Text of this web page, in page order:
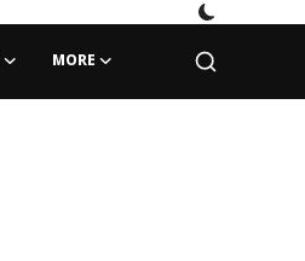
MORE